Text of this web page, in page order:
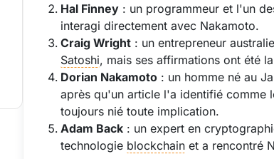
Hal Finney : un programmeur et l'un
interagi directement avec Nakamoto.
Craig Wright : un entrepreneur
Satoshi, mais ses affirmations ont été
Dorian Nakamoto : un homme né au
après qu'un article l'a identifié comme
toujours nié toute implication.
Adam Back : un expert en
technologie blockchain et a rencontré